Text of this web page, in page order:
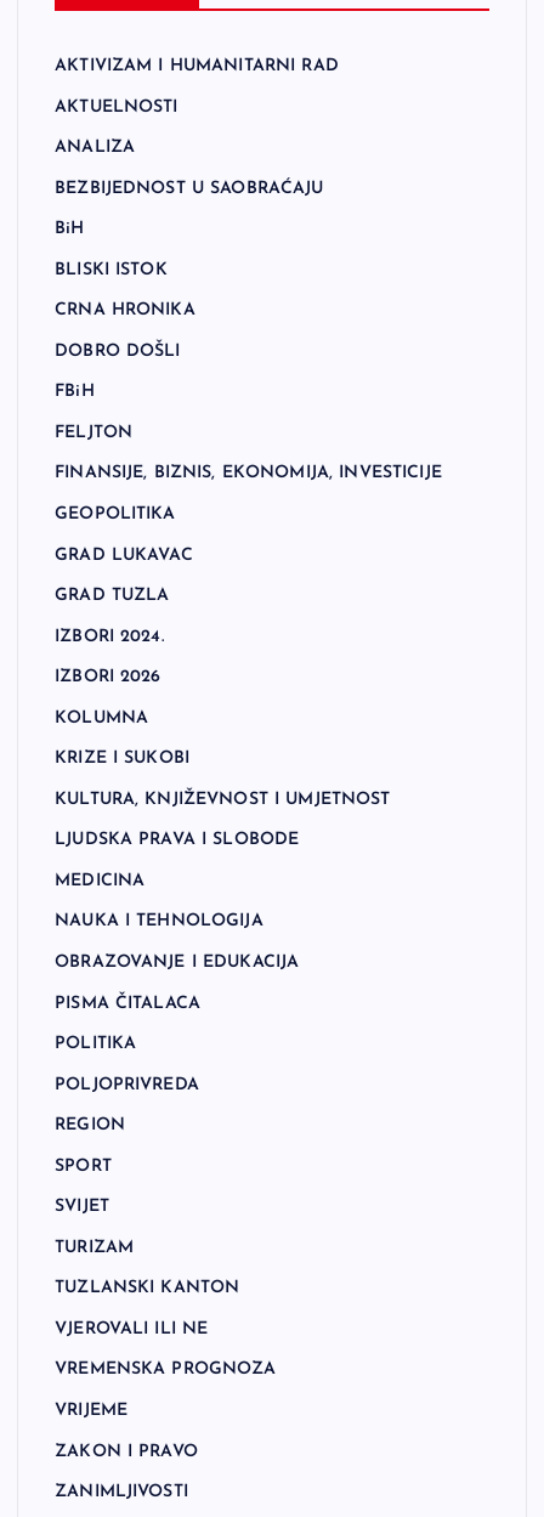
AKTIVIZAM I HUMANITARNI RAD
AKTUELNOSTI
ANALIZA
BEZBIJEDNOST U SAOBRAĆAJU
BiH
BLISKI ISTOK
CRNA HRONIKA
DOBRO DOŠLI
FBiH
FELJTON
FINANSIJE, BIZNIS, EKONOMIJA, INVESTICIJE
GEOPOLITIKA
GRAD LUKAVAC
GRAD TUZLA
IZBORI 2024.
IZBORI 2026
KOLUMNA
KRIZE I SUKOBI
KULTURA, KNJIŽEVNOST I UMJETNOST
LJUDSKA PRAVA I SLOBODE
MEDICINA
NAUKA I TEHNOLOGIJA
OBRAZOVANJE I EDUKACIJA
PISMA ČITALACA
POLITIKA
POLJOPRIVREDA
REGION
SPORT
SVIJET
TURIZAM
TUZLANSKI KANTON
VJEROVALI ILI NE
VREMENSKA PROGNOZA
VRIJEME
ZAKON I PRAVO
ZANIMLJIVOSTI